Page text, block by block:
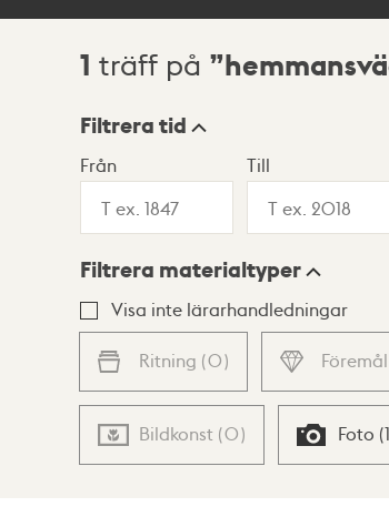
Sökresultat
1 träff på
Visningsläge
Lista Karta
Filtrera tid
Från Till
Filtrera materialtyper
Visa inte lärarhandledningar
Ritning (0) Föremål
Bildkonst (0) Foto (1